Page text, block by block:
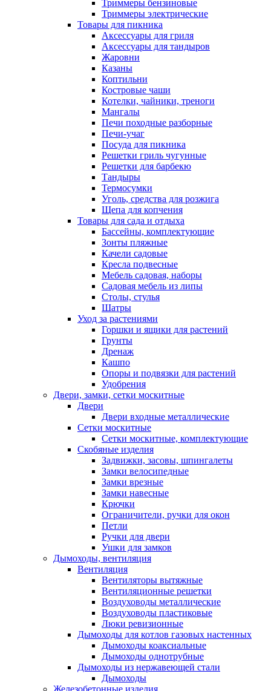
Триммеры бензиновые
Триммеры электрические
Товары для пикника
Аксессуары для гриля
Аксессуары для тандыров
Жаровни
Казаны
Коптильни
Костровые чаши
Котелки, чайники, треноги
Мангалы
Печи походные разборные
Печи-учаг
Посуда для пикника
Решетки гриль чугунные
Решетки для барбекю
Тандыры
Термосумки
Уголь, средства для розжига
Щепа для копчения
Товары для сада и отдыха
Бассейны, комплектующие
Зонты пляжные
Качели садовые
Кресла подвесные
Мебель садовая, наборы
Садовая мебель из липы
Столы, стулья
Шатры
Уход за растениями
Горшки и ящики для растений
Грунты
Дренаж
Кашпо
Опоры и подвязки для растений
Удобрения
Двери, замки, сетки москитные
Двери
Двери входные металлические
Сетки москитные
Сетки москитные, комплектующие
Скобяные изделия
Задвижки, засовы, шпингалеты
Замки велосипедные
Замки врезные
Замки навесные
Крючки
Ограничители, ручки для окон
Петли
Ручки для двери
Ушки для замков
Дымоходы, вентиляция
Вентиляция
Вентиляторы вытяжные
Вентиляционные решетки
Воздуховоды металлические
Воздуховоды пластиковые
Люки ревизионные
Дымоходы для котлов газовых настенных
Дымоходы коаксиальные
Дымоходы однотрубные
Дымоходы из нержавеющей стали
Дымоходы
Железобетонные изделия